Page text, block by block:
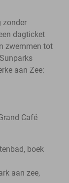
zonder
dagticket
zwemmen tot
aan Zee:
Café
boek
aan zee,